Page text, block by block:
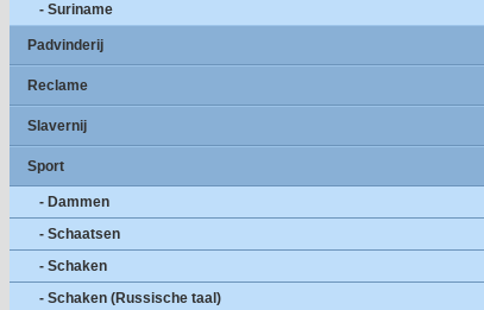
- Suriname
Padvinderij
Reclame
Slavernij
Sport
- Dammen
- Schaatsen
- Schaken
- Schaken (Russische taal)